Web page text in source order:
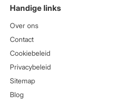
Handige links
Over ons
Contact
Cookiebeleid
Privacybeleid
Sitemap
Blog